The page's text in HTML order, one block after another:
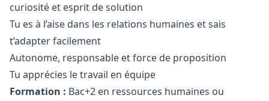
curiosité et esprit de solution
Tu es à l’aise dans les relations humaines et sais
t’adapter facilement
Autonome, responsable et force de proposition
Tu apprécies le travail en équipe
Formation : Bac+2 en ressources humaines ou